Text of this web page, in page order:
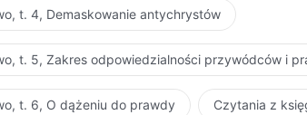
t. 4, Demaskowanie antychrystów
t. 5, Zakres odpowiedzialności przywódców i
t. 6, O dążeniu do prawdy Czytania z